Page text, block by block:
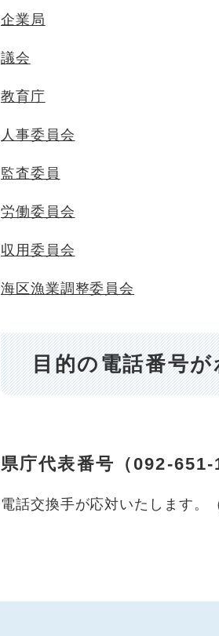
企業局
議会
教育庁
人事委員会
監査委員
労働委員会
収用委員会
海区漁業調整委員会
目的の電話番号
県庁代表番号（092-651-
電話交換手が応対いたします。